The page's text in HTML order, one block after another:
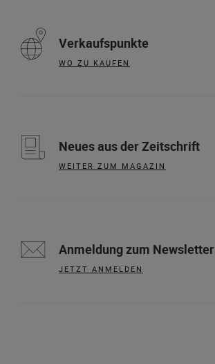
Verkaufspunkte
WO ZU KAUFEN
Neues aus der Zeitschrift
WEITER ZUM MAGAZIN
Anmeldung zum Newsletter
JETZT ANMELDEN